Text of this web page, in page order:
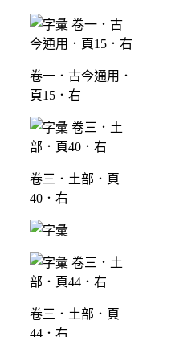
卷一．古今通用．
頁15．右
卷三．土部．頁
40．右
卷三．土部．頁
44．右